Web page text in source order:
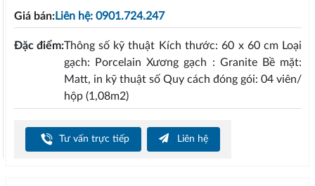
Giá bán:Liên hệ: 0901.724.247
Đặc điểm:Thông số kỹ thuật Kích thước: 60 x 60 cm Loại
gạch: Porcelain Xương gạch : Granite Bề mặt:
Matt, in kỹ thuật số Quy cách đóng gói: 04 viên/
hộp (1,08m2)
Tư vấn trực tiếp Liên hệ